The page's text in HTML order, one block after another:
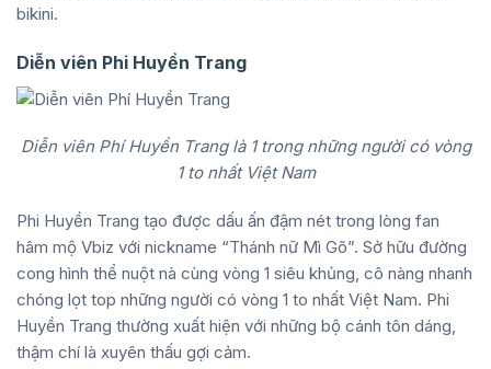
bikini.
Diễn viên Phi Huyền Trang
Diễn viên Phí Huyền Trang là 1 trong những người có vòng
1 to nhất Việt Nam
Phi Huyền Trang tạo được dấu ấn đậm nét trong lòng fan
hâm mộ Vbiz với nickname “Thánh nữ Mì Gõ”. Sở hữu đường
cong hình thể nuột nà cùng vòng 1 siêu khủng, cô nàng nhanh
chóng lọt top những người có vòng 1 to nhất Việt Nam. Phi
Huyền Trang thường xuất hiện với những bộ cánh tôn dáng,
thậm chí là xuyên thấu gợi cảm.